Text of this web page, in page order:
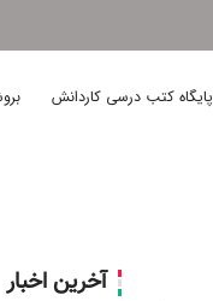
پایگاه کتب درسی کاردانش
آخرین اخبار